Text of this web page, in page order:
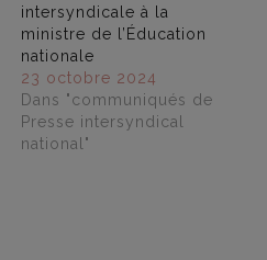
intersyndicale à la
ministre de l’Éducation
nationale
23 octobre 2024
Dans "communiqués de
Presse intersyndical
national"